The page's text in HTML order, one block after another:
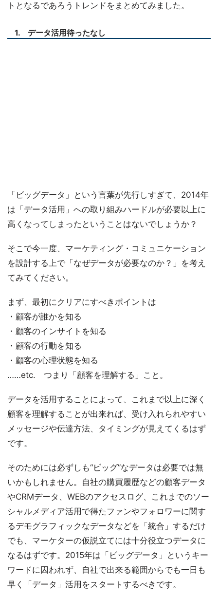
トとなるであろうトレンドをまとめてみました。
1. データ活用待ったなし
「ビッグデータ」という言葉が先行しすぎて、2014年
は「データ活用」への取り組みハードルが必要以上に
高くなってしまったということはないでしょうか？
そこで今一度、マーケティング・コミュニケーション
を設計する上で「なぜデータが必要なのか？」を考え
てみてください。
まず、最初にクリアにすべきポイントは
・顧客が誰かを知る
・顧客のインサイトを知る
・顧客の行動を知る
・顧客の心理状態を知る
……etc. つまり「顧客を理解する」こと。
データを活用することによって、これまで以上に深く
顧客を理解することが出来れば、受け入れられやすい
メッセージや伝達方法、タイミングが見えてくるはず
です。
そのためには必ずしも“ビッグ”なデータは必要では無
いかもしれません。自社の購買履歴などの顧客データ
やCRMデータ、WEBのアクセスログ、これまでのソー
シャルメディア活用で得たファンやフォロワーに関す
るデモグラフィックなデータなどを「統合」するだけ
でも、マーケターの仮説立てには十分役立つデータに
なるはずです。2015年は「ビッグデータ」というキー
ワードに囚われず、自社で出来る範囲からでも一日も
早く「データ」活用をスタートするべきです。